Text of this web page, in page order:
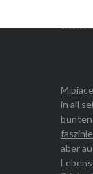
in all
bunten
aber